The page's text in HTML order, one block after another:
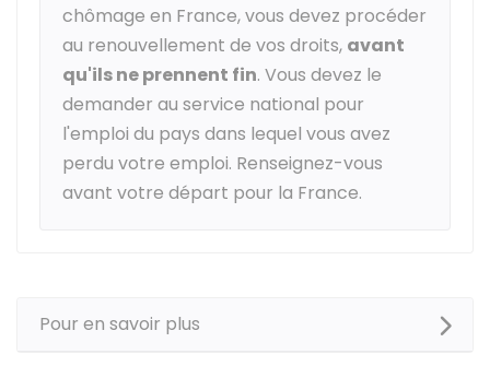
chômage en France, vous devez procéder
au renouvellement de vos droits, avant
qu'ils ne prennent fin. Vous devez le
demander au service national pour
l'emploi du pays dans lequel vous avez
perdu votre emploi. Renseignez-vous
avant votre départ pour la France.
Pour en savoir plus